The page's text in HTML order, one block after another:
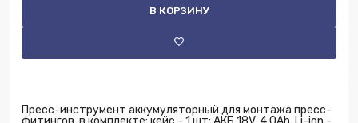
В КОРЗИНУ
Пресс-инструмент аккумуляторный для монтажа пресс-